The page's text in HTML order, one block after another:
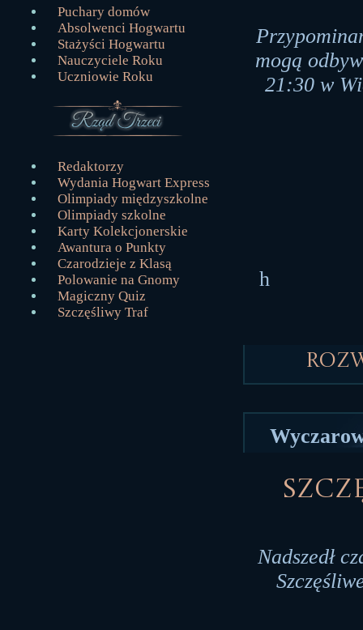
Puchary domów
Absolwenci Hogwartu
Stażyści Hogwartu
Nauczyciele Roku
Uczniowie Roku
Redaktorzy
Wydania Hogwart Express
Olimpiady międzyszkolne
Olimpiady szkolne
Karty Kolekcjonerskie
Awantura o Punkty
Czarodzieje z Klasą
Polowanie na Gnomy
Magiczny Quiz
Szczęśliwy Traf
mogą
21:30 w
h
Nadszedł